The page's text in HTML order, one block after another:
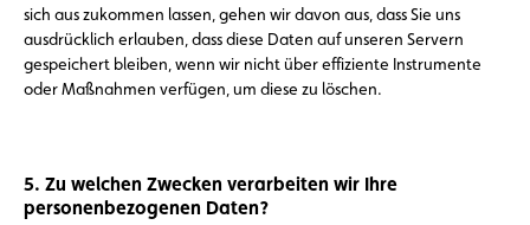
sich aus zukommen lassen, gehen wir davon aus, dass Sie uns
ausdrücklich erlauben, dass diese Daten auf unseren Servern
gespeichert bleiben, wenn wir nicht über effiziente Instrumente
oder Maßnahmen verfügen, um diese zu löschen.
5. Zu welchen Zwecken verarbeiten wir Ihre
personenbezogenen Daten?